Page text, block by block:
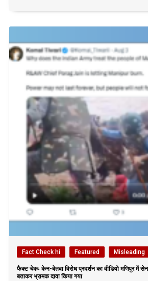
Fact Check hi Featured Misleading
फैक्ट चेकः केन-बेतवा विरोध प्रदर्शन का वीडियो मणिपुर में सेना
बताकर भ्रामक दावा किया गया